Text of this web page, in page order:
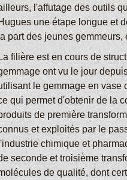
l'affutage des outils
une étape longue et
la part des jeunes
filière est en cours de
ont vu le jour
le gemmage en vase
qui permet d'obtenir de la
de première
et exploités par le
l'industrie chimique et
seconde et troisième
de qualité, dont